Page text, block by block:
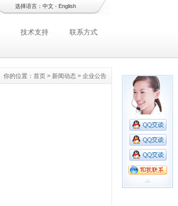
选择语言： 中文- English
技术支持 联系方式
你的位置： 首页 > 新闻动态 > 企业公告